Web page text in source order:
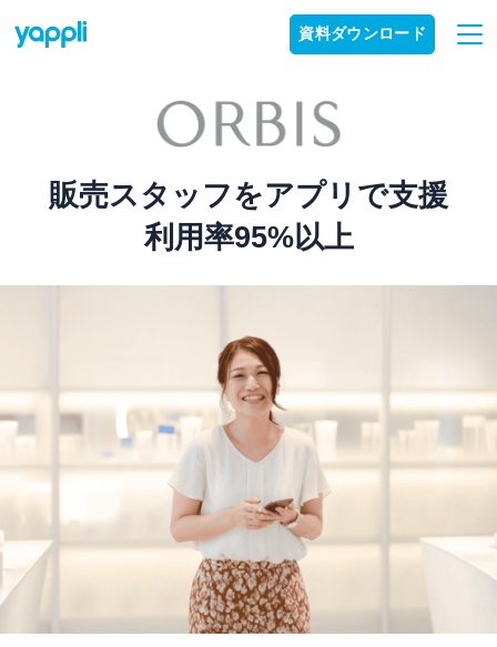
資料ダウンロード
販売スタッフをアプリで支援
利用率95%以上